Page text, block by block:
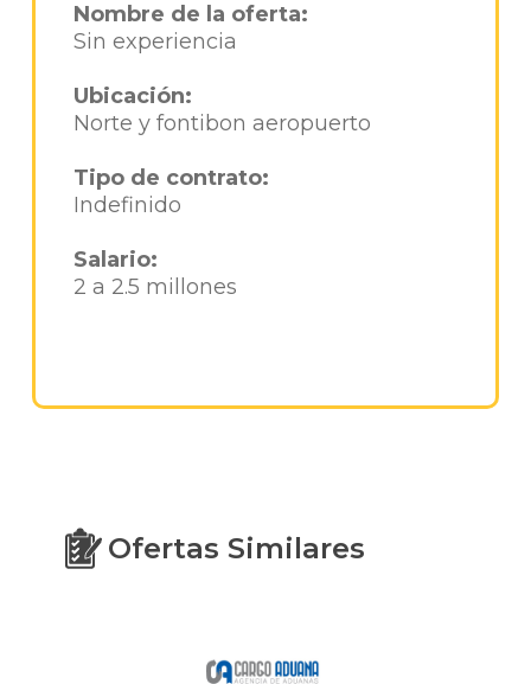
Nombre de la oferta:
Sin experiencia
Ubicación:
Norte y fontibon aeropuerto
Tipo de contrato:
Indefinido
Salario:
2 a 2.5 millones
Ofertas Similares